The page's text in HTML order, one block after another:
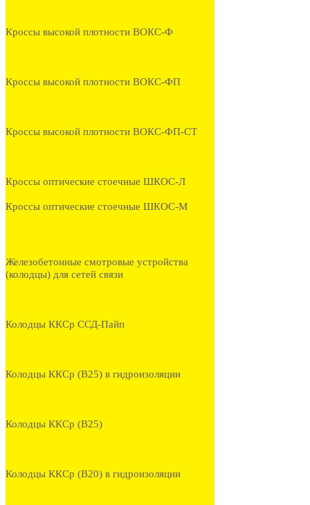
Кроссы высокой плотности ВОКС-Ф
Кроссы высокой плотности ВОКС-ФП
Кроссы высокой плотности ВОКС-ФП-СТ
Кроссы оптические стоечные ШКОС-Л
Кроссы оптические стоечные ШКОС-М
Железобетонные смотровые устройства
(колодцы) для сетей связи
Колодцы ККСр ССД-Пайп
Колодцы ККСр (В25) в гидроизоляции
Колодцы ККСр (В25)
Колодцы ККСр (В20) в гидроизоляции